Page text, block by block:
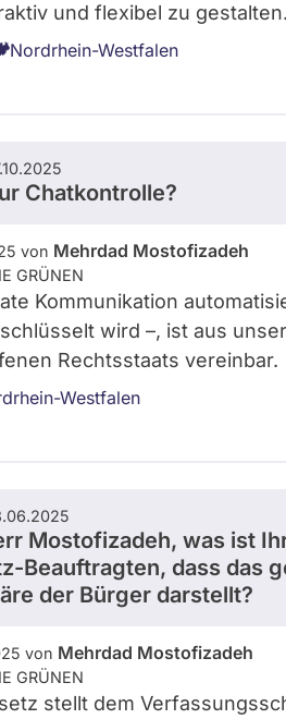
und flexibel zu gestalten.
Nordrhein-Westfalen
Chatkontrolle?
von Mehrdad Mostofizadeh
GRÜNEN
Kommunikation
wird –, ist aus
Rechtsstaats vereinbar.
Westfalen
Mostofizadeh, was ist
Beauftragten, dass das
der Bürger darstellt?
von Mehrdad Mostofizadeh
GRÜNEN
stellt dem